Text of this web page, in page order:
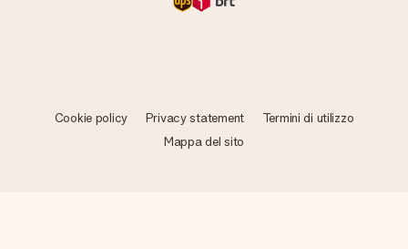
Cookie policy Privacy statement
Termini di utilizzo
Mappa del sito